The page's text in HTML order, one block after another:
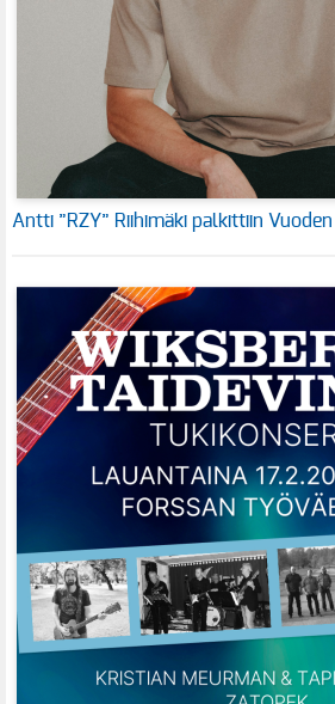
Antti ”RZY” Riihimäki palkittiin